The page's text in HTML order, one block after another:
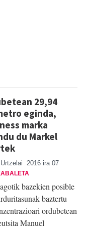
29,94
eginda,
marka
du Markel
2016 ira 07
bazekien posible
baztertu
ordubetean
Manuel